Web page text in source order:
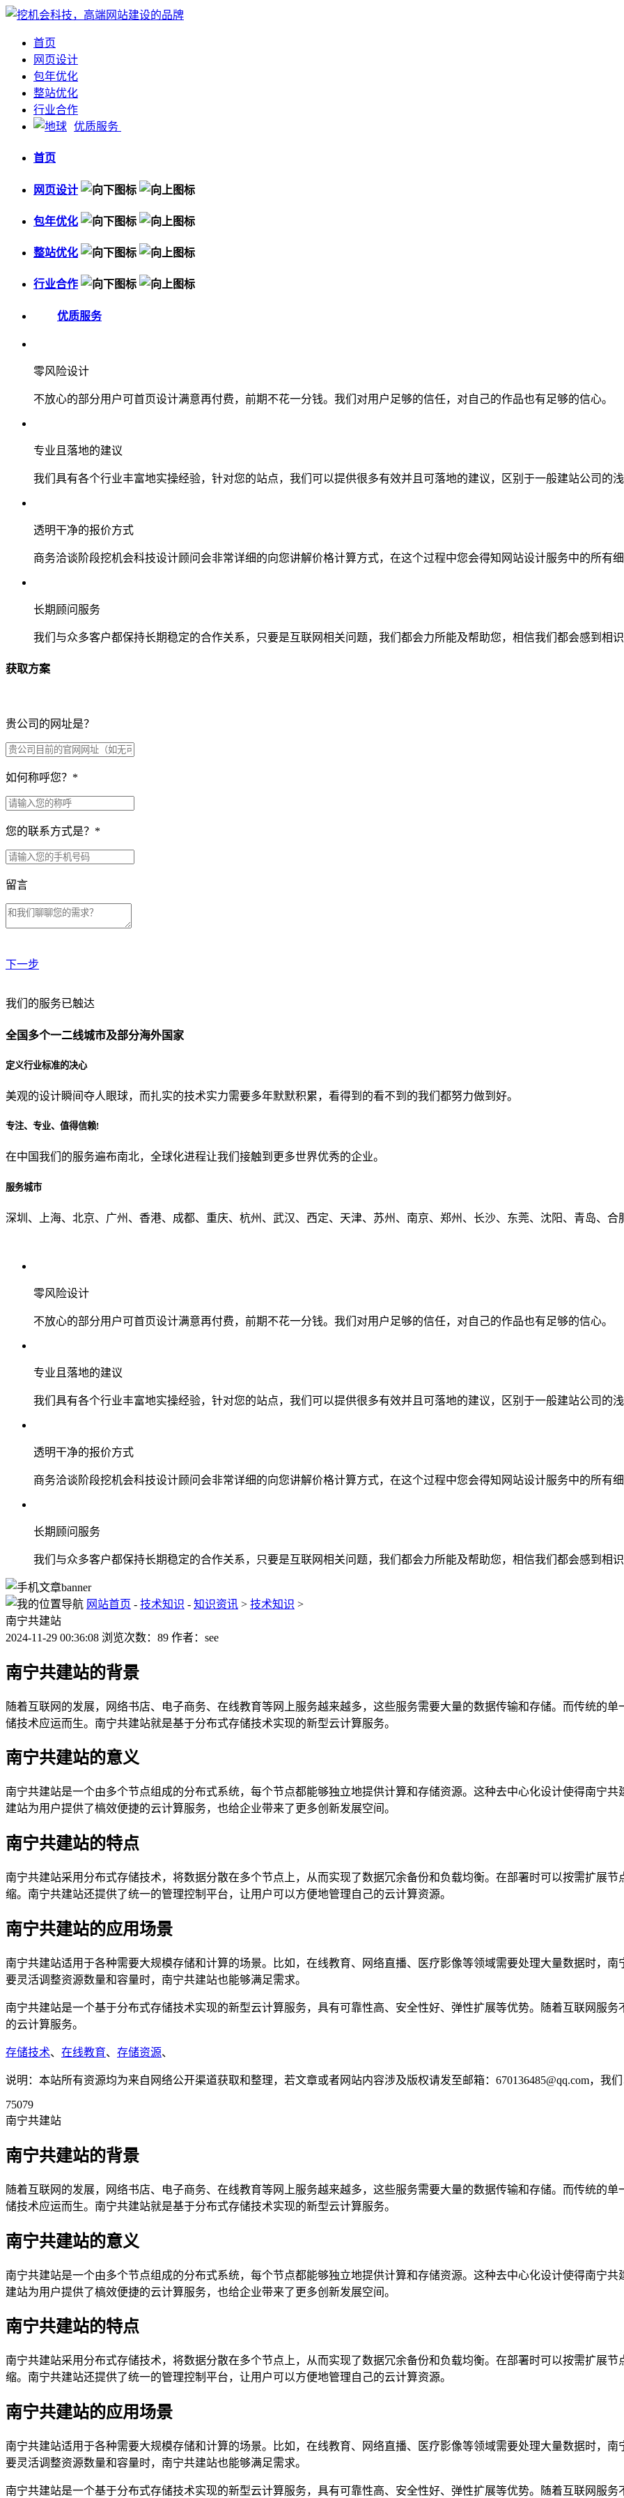
首页
网页设计
包年优化
整站优化
行业合作
优质服务
首页
网页设计
包年优化
整站优化
行业合作
优质服务
零风险设计
不放心的部分用户可首页设计满意再付费，前期不花一分钱。我们对用户足够的信任，对自己的作品也有足够的信心。
专业且落地的建议
我们具有各个行业丰富地实操经验，针对您的站点，我们可以提供很多有效并且可落地的建议，区别于一般建站公司的
透明干净的报价方式
商务洽谈阶段挖机会科技设计顾问会非常详细的向您讲解价格计算方式，在这个过程中您会得知网站设计服务中的所有
长期顾问服务
我们与众多客户都保持长期稳定的合作关系，只要是互联网相关问题，我们都会力所能及帮助您，相信我们都会感到相
获取方案
贵公司的网址是？
如何称呼您？ *
您的联系方式是？ *
留言
下一步
贵公司预算范围是？
贵公司的团队规模是？
从哪里了解到我们？
我们的服务已触达
全国多个一二线城市及部分海外国家
定义行业标准的决心
美观的设计瞬间夺人眼球，而扎实的技术实力需要多年默默积累，看得到的看不到的我们都努力做到好。
专注、专业、值得信赖!
在中国我们的服务遍布南北，全球化进程让我们接触到更多世界优秀的企业。
服务城市
深圳、上海、北京、广州、香港、成都、重庆、杭州、武汉、西定、天津、苏州、南京、郑州、长沙、东莞、沈阳、青岛、合
零风险设计
不放心的部分用户可首页设计满意再付费，前期不花一分钱。我们对用户足够的信任，对自己的作品也有足够的信心。
专业且落地的建议
我们具有各个行业丰富地实操经验，针对您的站点，我们可以提供很多有效并且可落地的建议，区别于一般建站公司的
透明干净的报价方式
商务洽谈阶段挖机会科技设计顾问会非常详细的向您讲解价格计算方式，在这个过程中您会得知网站设计服务中的所有
长期顾问服务
我们与众多客户都保持长期稳定的合作关系，只要是互联网相关问题，我们都会力所能及帮助您，相信我们都会感到相
网站首页 - 技术知识 - 知识资讯 > 技术知识 >
南宁共建站
2024-11-29 00:36:08 浏览次数：89 作者：see
南宁共建站的背景
随着互联网的发展，网络书店、电子商务、在线教育等网上服务越来越多，这些服务需要大量的数据传输和存储。而传统的
储技术应运而生。南宁共建站就是基于分布式存储技术实现的新型云计算服务。
南宁共建站的意义
南宁共建站是一个由多个节点组成的分布式系统，每个节点都能够独立地提供计算和存储资源。这种去中心化设计使得南宁
建站为用户提供了槁效便捷的云计算服务，也给企业带来了更多创新发展空间。
南宁共建站的特点
南宁共建站采用分布式存储技术，将数据分散在多个节点上，从而实现了数据冗余备份和负载均衡。在部署时可以按需扩展
缩。南宁共建站还提供了统一的管理控制平台，让用户可以方便地管理自己的云计算资源。
南宁共建站的应用场景
南宁共建站适用于各种需要大规模存储和计算的场景。比如，在线教育、网络直播、医疗影像等领域需要处理大量数据时，
要灵活调整资源数量和容量时，南宁共建站也能够满足需求。
南宁共建站是一个基于分布式存储技术实现的新型云计算服务，具有可靠性高、安全性好、弹性扩展等优势。随着互联网服
的云计算服务。
存储技术、 在线教育、 存储资源、
说明：本站所有资源均为来自网络公开渠道获取和整理，若文章或者网站内容涉及版权请发至邮箱：670136485@qq.com，我
75079
南宁共建站
南宁共建站的背景
随着互联网的发展，网络书店、电子商务、在线教育等网上服务越来越多，这些服务需要大量的数据传输和存储。而传统的
储技术应运而生。南宁共建站就是基于分布式存储技术实现的新型云计算服务。
南宁共建站的意义
南宁共建站是一个由多个节点组成的分布式系统，每个节点都能够独立地提供计算和存储资源。这种去中心化设计使得南宁
建站为用户提供了槁效便捷的云计算服务，也给企业带来了更多创新发展空间。
南宁共建站的特点
南宁共建站采用分布式存储技术，将数据分散在多个节点上，从而实现了数据冗余备份和负载均衡。在部署时可以按需扩展
缩。南宁共建站还提供了统一的管理控制平台，让用户可以方便地管理自己的云计算资源。
南宁共建站的应用场景
南宁共建站适用于各种需要大规模存储和计算的场景。比如，在线教育、网络直播、医疗影像等领域需要处理大量数据时，
要灵活调整资源数量和容量时，南宁共建站也能够满足需求。
南宁共建站是一个基于分布式存储技术实现的新型云计算服务，具有可靠性高、安全性好、弹性扩展等优势。随着互联网服